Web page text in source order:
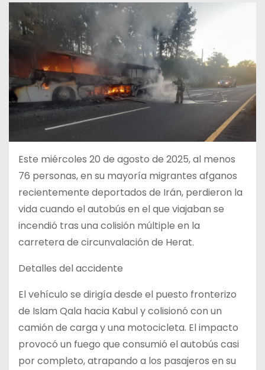
Este miércoles 20 de agosto de 2025, al menos
76 personas, en su mayoría migrantes afganos
recientemente deportados de Irán, perdieron la
vida cuando el autobús en el que viajaban se
incendió tras una colisión múltiple en la
carretera de circunvalación de Herat.
Detalles del accidente
El vehículo se dirigía desde el puesto fronterizo
de Islam Qala hacia Kabul y colisionó con un
camión de carga y una motocicleta. El impacto
provocó un fuego que consumió el autobús casi
por completo, atrapando a los pasajeros en su